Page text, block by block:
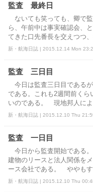
監査 最終日
ないても笑っても、卿で
ら、午前中は事実確認会、
てきた口先番長を交えつつ
新・航海日誌 | 2015.12.14 Mon
監査 三日目
今日は監査三日目である
である。これも2週間前く
いのである。 現地邦人によ
新・航海日誌 | 2015.12.10 Thu
監査 一日目
今日から監査開始である
建物のリースと法人関係を
ース会社である。 ややもす
新・航海日誌 | 2015.12.10 Thu